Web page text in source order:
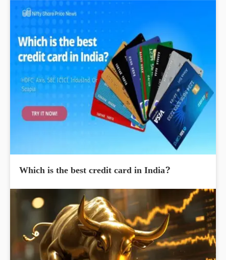
Which is the best credit card in India?